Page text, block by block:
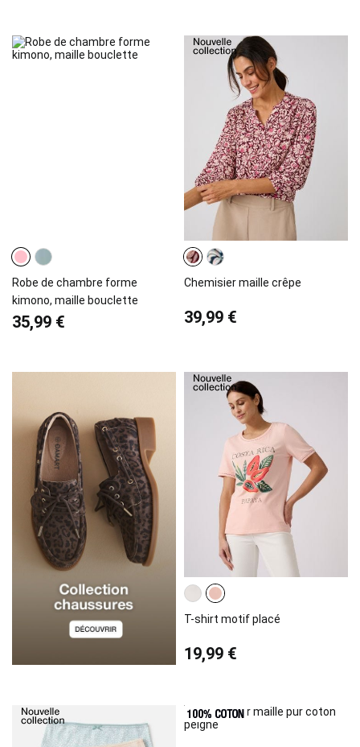
Robe de chambre forme
kimono, maille bouclette
35,99 €
Chemisier maille crêpe
39,99 €
T-shirt motif placé
19,99 €